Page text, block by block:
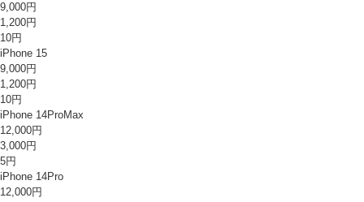
9,000円
1,200円
10円
iPhone 15
9,000円
1,200円
10円
iPhone 14ProMax
12,000円
3,000円
5円
iPhone 14Pro
12,000円